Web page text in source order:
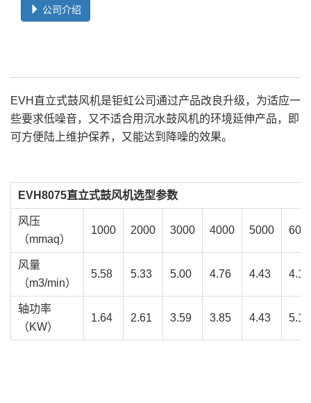
公司介绍
EVH直立式鼓风机是钜虹公司通过产品改良升级，为适应一
些要求低噪音，又不适合用沉水鼓风机的环境延伸产品，即
可方便陆上维护保养，又能达到降噪的效果。
EVH8075直立式鼓风机选型参数
风压
（mmaq）
1000 2000 3000 4000 5000
风量
（m3/min）
5.58 5.33 5.00 4.76 4.43 4.18
轴功率
（KW）
1.64 2.61 3.59 3.85 4.43 5.19